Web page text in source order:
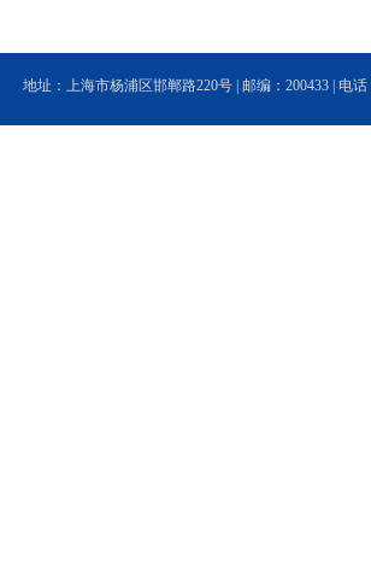
地址：上海市杨浦区邯郸路220号 | 邮编：200433 | 电